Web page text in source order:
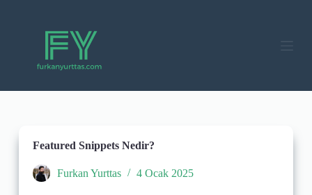
Featured Snippets Nedir?
Furkan Yurttas 4 Ocak 2025